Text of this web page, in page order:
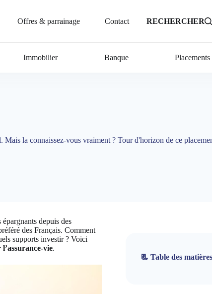
Offres & parrainage Contact RECHERCHER
Immobilier Banque Placements
la connaissez-vous vraiment ? Tour d'horizon de ce
depuis des
des Français. Comment
supports investir ? Voici
vie.
📃 Table des matières